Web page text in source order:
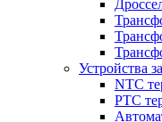
Устройства
NTC
PTC